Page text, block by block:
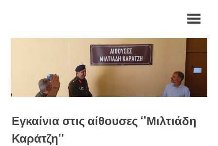
Μητρόπολη
Αρκαλοχωρίου,
Καστελλίου
και
Βιάννου
Εγκαίνια στις αίθουσες ‘’Μιλτιάδη
Καράτζη’’